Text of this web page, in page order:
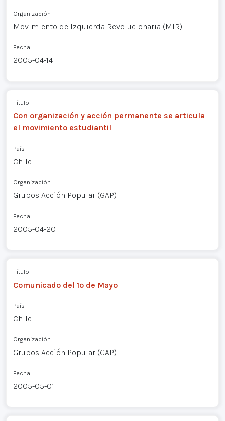
Organización
Movimiento de Izquierda Revolucionaria (MIR)
Fecha
2005-04-14
Título
Con organización y acción permanente se articula
el movimiento estudiantil
País
Chile
Organización
Grupos Acción Popular (GAP)
Fecha
2005-04-20
Título
Comunicado del 1º de Mayo
País
Chile
Organización
Grupos Acción Popular (GAP)
Fecha
2005-05-01